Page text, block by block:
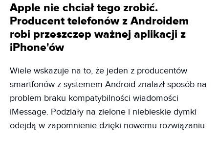
Apple nie chciał tego zrobić.
Producent telefonów z Androidem
robi przeszczep ważnej aplikacji z
iPhone'ów
Wiele wskazuje na to, że jeden z producentów
smartfonów z systemem Android znalazł sposób na
problem braku kompatybilności wiadomości
iMessage. Podziały na zielone i niebieskie dymki
odejdą w zapomnienie dzięki nowemu rozwiązaniu.